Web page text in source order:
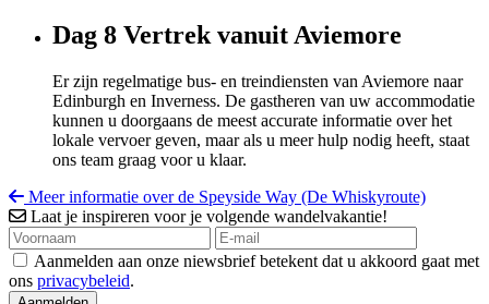
Dag 8 Vertrek vanuit Aviemore
Er zijn regelmatige bus- en treindiensten van Aviemore naar
Edinburgh en Inverness. De gastheren van uw accommodatie
kunnen u doorgaans de meest accurate informatie over het
lokale vervoer geven, maar als u meer hulp nodig heeft, staat
ons team graag voor u klaar.
Meer informatie over de Speyside Way (De Whiskyroute)
Laat je inspireren voor je volgende wandelvakantie!
Aanmelden aan onze niewsbrief betekent dat u akkoord gaat met
ons privacybeleid.